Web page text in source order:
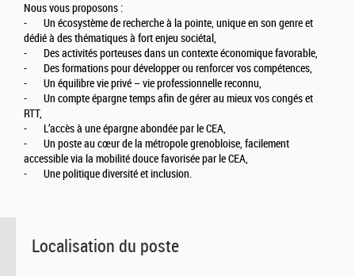
Nous vous proposons :
- Un écosystème de recherche à la pointe, unique en son genre et
dédié à des thématiques à fort enjeu sociétal,
- Des activités porteuses dans un contexte économique favorable,
- Des formations pour développer ou renforcer vos compétences,
- Un équilibre vie privé – vie professionnelle reconnu,
- Un compte épargne temps afin de gérer au mieux vos congés et
RTT,
- L’accès à une épargne abondée par le CEA,
- Un poste au cœur de la métropole grenobloise, facilement
accessible via la mobilité douce favorisée par le CEA,
- Une politique diversité et inclusion.
Localisation du poste